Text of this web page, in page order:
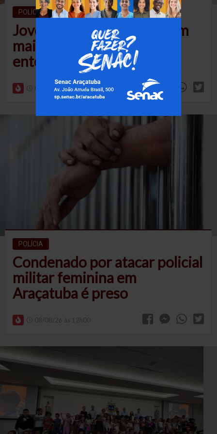
POLÍCIA
Jovem é preso pela PM com
mais de meio quilo de
entorpecentes
08/08/26 às 09h11
POLÍCIA
Condenado por atacar policial
militar feminina em
Araçatuba é preso
08/08/26 às 12h00